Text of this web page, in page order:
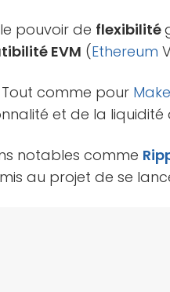
pouvoir de flexibilité
EVM (Ethereum
Tout comme pour
et de la liquidité
notables comme
au projet de se